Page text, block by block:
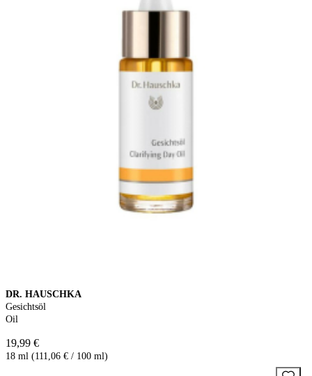
DR. HAUSCHKA
Gesichtsöl
Oil
19,99 €
18 ml (111,06 € / 100 ml)